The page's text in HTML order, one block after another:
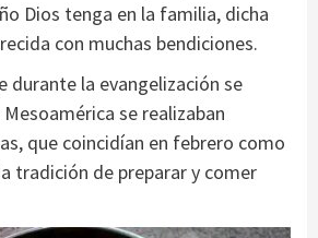
Dios tenga en la familia, dicha
con muchas bendiciones.
durante la evangelización se
se realizaban
que coincidían en febrero como
tradición de preparar y comer